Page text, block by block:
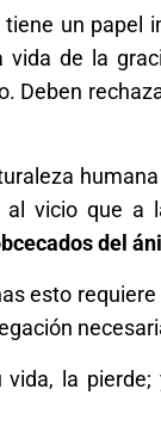
un papel
vida de la
Deben
al vicio que a
del
esto
vida, la pierde;